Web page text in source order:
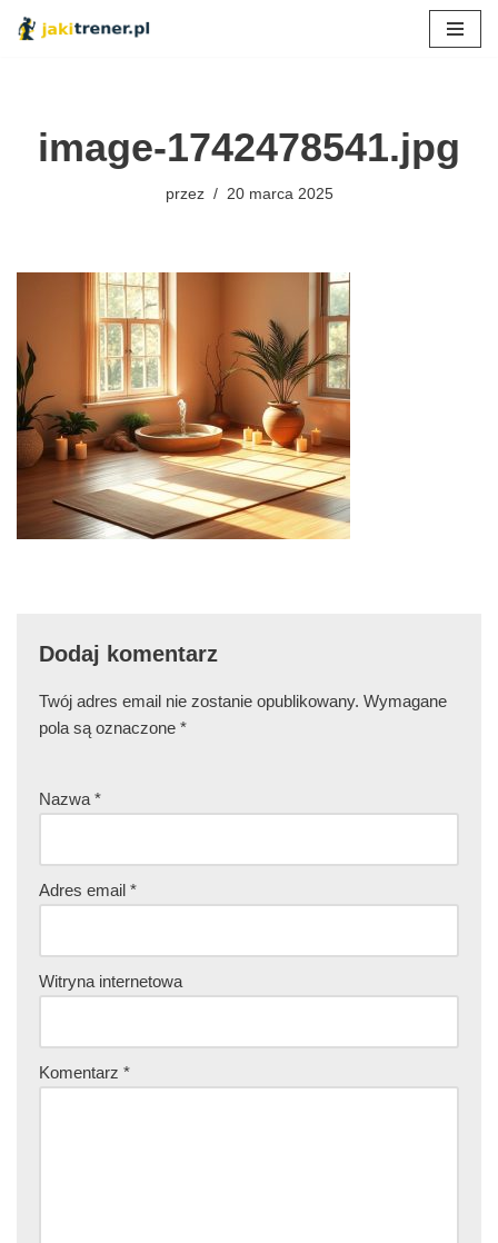
image-1742478541.jpg
przez 20 marca 2025
Dodaj komentarz
Twój adres email nie zostanie opublikowany. Wymagane
pola są oznaczone *
Nazwa *
Adres email *
Witryna internetowa
Komentarz *